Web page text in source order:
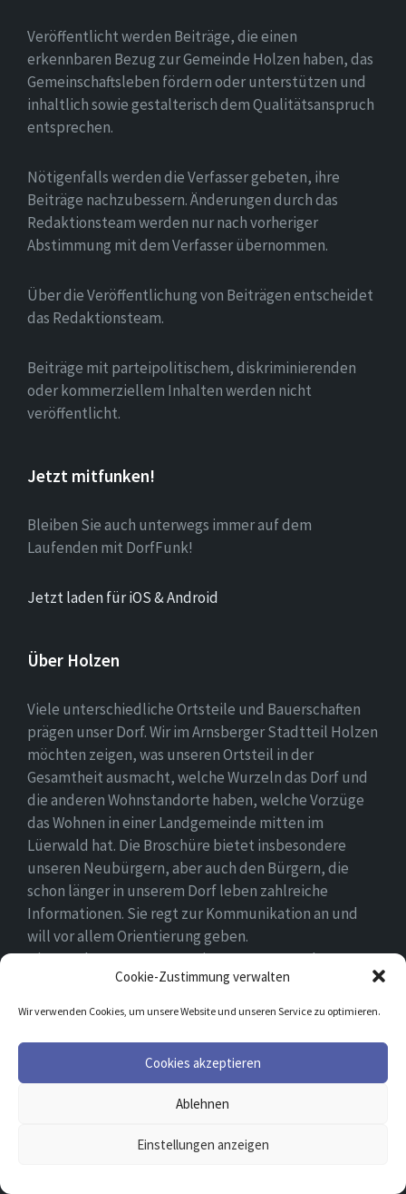
Cookie-Zustimmung verwalten
Wir verwenden Cookies, um unsere Website und unseren Service zu optimieren.
Cookies akzeptieren
Ablehnen
Einstellungen anzeigen
Veröffentlicht werden Beiträge, die einen
erkennbaren Bezug zur Gemeinde Holzen haben, das
Gemeinschaftsleben fördern oder unterstützen und
inhaltlich sowie gestalterisch dem Qualitätsanspruch
entsprechen.
Nötigenfalls werden die Verfasser gebeten, ihre
Beiträge nachzubessern. Änderungen durch das
Redaktionsteam werden nur nach vorheriger
Abstimmung mit dem Verfasser übernommen.
Über die Veröffentlichung von Beiträgen entscheidet
das Redaktionsteam.
Beiträge mit parteipolitischem, diskriminierenden
oder kommerziellem Inhalten werden nicht
veröffentlicht.
Jetzt mitfunken!
Bleiben Sie auch unterwegs immer auf dem
Laufenden mit DorfFunk!
Jetzt laden für iOS & Android
Über Holzen
Viele unterschiedliche Ortsteile und Bauerschaften
prägen unser Dorf. Wir im Arnsberger Stadtteil Holzen
möchten zeigen, was unseren Ortsteil in der
Gesamtheit ausmacht, welche Wurzeln das Dorf und
die anderen Wohnstandorte haben, welche Vorzüge
das Wohnen in einer Landgemeinde mitten im
Lüerwald hat. Die Broschüre bietet insbesondere
unseren Neubürgern, aber auch den Bürgern, die
schon länger in unserem Dorf leben zahlreiche
Informationen. Sie regt zur Kommunikation an und
will vor allem Orientierung geben.
Die Angebote unserer Vereine, Gruppen und
Gemeinschaften geben uns einen Überblick über das,
was in Holzen los ist und laden zum Mitmachen ein.